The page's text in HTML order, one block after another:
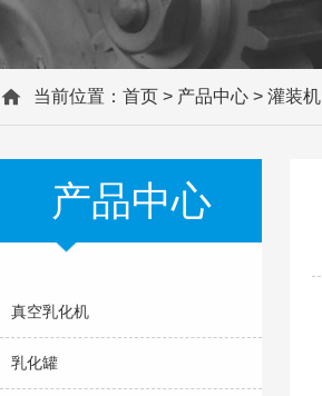
当前位置： 首页 > 产品中心 > 灌装机
产品中心
真空乳化机
乳化罐